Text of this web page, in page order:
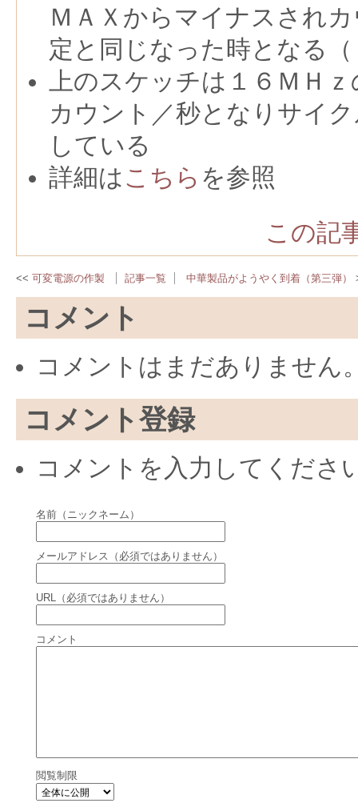
ＭＡＸからマイナスされ
定と同じなった時となる
上のスケッチは１６ＭＨ
カウント／秒となりサイ
している
詳細はこちら を参照
この記
可変電源の作製 記事一覧 中華製品がようやく到着（第三弾）
コメント
コメントはまだありません
コメント登録
コメントを入力してくださ
名前（ニックネーム）
メールアドレス（必須ではありません）
URL（必須ではありません）
コメント
閲覧制限